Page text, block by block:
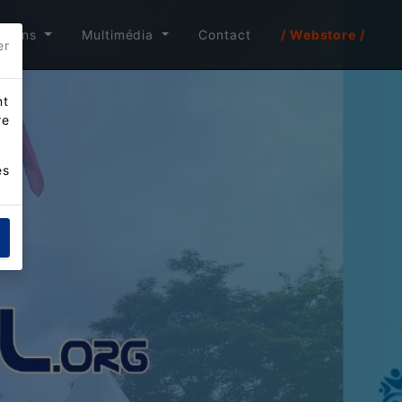
Multimédia Contact / Webstore /